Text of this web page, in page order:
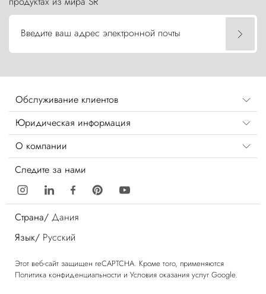
Введите ваш адрес электронной почты
Обслуживание клиентов
Юридическая информация
О компании
Следите за нами
Страна/ Дания
Язык/ Русский
Этот веб-сайт защищен reCAPTCHA. Кроме того, применяются
Политика конфиденциальности и Условия оказания услуг Google.